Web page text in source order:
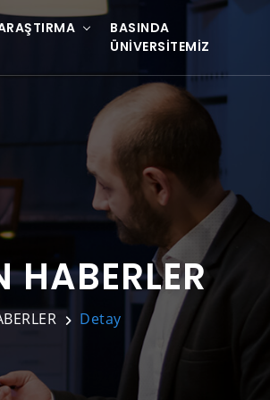
BASINDA
ÜNIVERSITEMIZ
HABERLER
Detay